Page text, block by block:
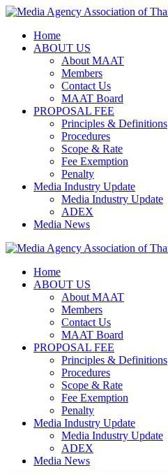
Skip
contentHome
ABOUT US
About MAAT
Members
Contact Us
MAAT Board
PROPOSAL FEE
Principles & Definitions
Procedures
Scope & Rate
Fee Exemption
Penalty
Media Industry Update
Media Industry Update
ADEX
Media News
Home
ABOUT US
About MAAT
Members
Contact Us
MAAT Board
PROPOSAL FEE
Principles & Definitions
Procedures
Scope & Rate
Fee Exemption
Penalty
Media Industry Update
Media Industry Update
ADEX
Media News